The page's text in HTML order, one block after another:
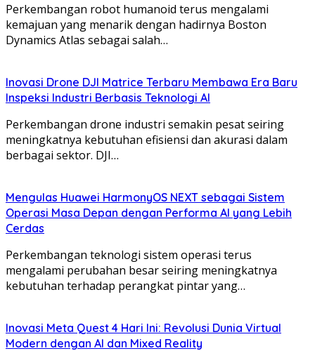
Perkembangan robot humanoid terus mengalami
kemajuan yang menarik dengan hadirnya Boston
Dynamics Atlas sebagai salah…
Inovasi Drone DJI Matrice Terbaru Membawa Era Baru
Inspeksi Industri Berbasis Teknologi AI
Perkembangan drone industri semakin pesat seiring
meningkatnya kebutuhan efisiensi dan akurasi dalam
berbagai sektor. DJI…
Mengulas Huawei HarmonyOS NEXT sebagai Sistem
Operasi Masa Depan dengan Performa AI yang Lebih
Cerdas
Perkembangan teknologi sistem operasi terus
mengalami perubahan besar seiring meningkatnya
kebutuhan terhadap perangkat pintar yang…
Inovasi Meta Quest 4 Hari Ini: Revolusi Dunia Virtual
Modern dengan AI dan Mixed Reality